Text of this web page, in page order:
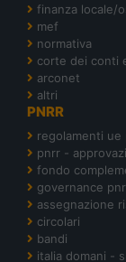
finanza locale/
mef
normativa
corte dei conti
arconet
altri
PNRR
regolamenti ue
pnrr -
fondo
governance
assegnazione
circolari
bandi
italia domani -